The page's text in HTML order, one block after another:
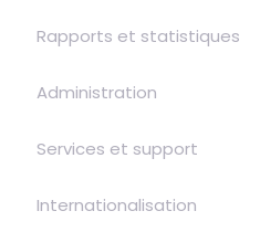
Rapports et statistiques
Administration
Services et support
Internationalisation